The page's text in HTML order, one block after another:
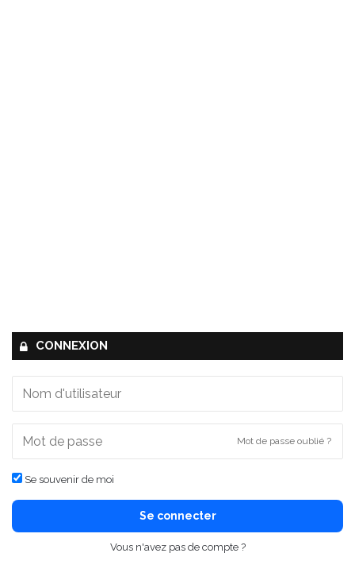
CONNEXION
Mot de passe oublié ?
Se souvenir de moi
Se connecter
Vous n'avez pas de compte ?